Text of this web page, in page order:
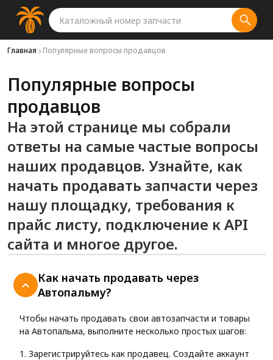
Главная Популярные вопросы продавцов
Популярные вопросы
продавцов
На этой странице мы собрали
ответы на самые частые вопросы
наших продавцов. Узнайте, как
начать продавать запчасти через
нашу площадку, требования к
прайс листу, подключение к API
сайта и многое другое.
Как начать продавать через
Автопальму?
Чтобы начать продавать свои автозапчасти и товары
на Автопальма, выполните несколько простых шагов:
1. Зарегистрируйтесь как продавец. Создайте аккаунт